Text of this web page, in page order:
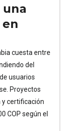
cuesta entre
del
usuarios
Proyectos
certificación
COP según el